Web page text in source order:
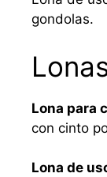
gondolas.
Lona para
con cinto
Lona de